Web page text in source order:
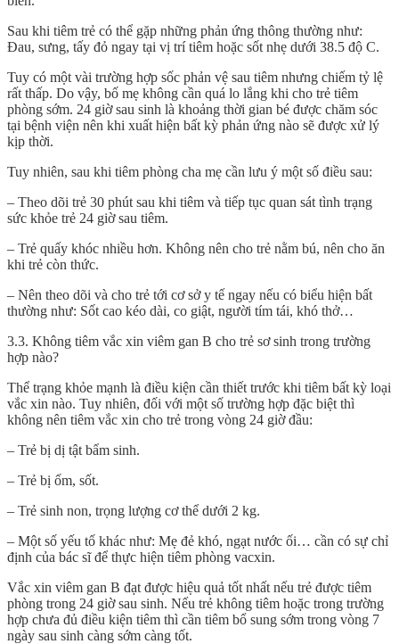
Sau khi tiêm trẻ có thể gặp những phản ứng thông thường như:
Đau, sưng, tấy đỏ ngay tại vị trí tiêm hoặc sốt nhẹ dưới 38.5 độ C.
Tuy có một vài trường hợp sốc phản vệ sau tiêm nhưng chiếm tỷ lệ
rất thấp. Do vậy, bố mẹ không cần quá lo lắng khi cho trẻ tiêm
phòng sớm. 24 giờ sau sinh là khoảng thời gian bé được chăm sóc
tại bệnh viện nên khi xuất hiện bất kỳ phản ứng nào sẽ được xử lý
kịp thời.
Tuy nhiên, sau khi tiêm phòng cha mẹ cần lưu ý một số điều sau:
– Theo dõi trẻ 30 phút sau khi tiêm và tiếp tục quan sát tình trạng
sức khỏe trẻ 24 giờ sau tiêm.
– Trẻ quấy khóc nhiều hơn. Không nên cho trẻ nằm bú, nên cho ăn
khi trẻ còn thức.
– Nên theo dõi và cho trẻ tới cơ sở y tế ngay nếu có biểu hiện bất
thường như: Sốt cao kéo dài, co giật, người tím tái, khó thở…
3.3. Không tiêm vắc xin viêm gan B cho trẻ sơ sinh trong trường
hợp nào?
Thể trạng khỏe mạnh là điều kiện cần thiết trước khi tiêm bất kỳ loại
vắc xin nào. Tuy nhiên, đối với một số trường hợp đặc biệt thì
không nên tiêm vắc xin cho trẻ trong vòng 24 giờ đầu:
– Trẻ bị dị tật bẩm sinh.
– Trẻ bị ốm, sốt.
– Trẻ sinh non, trọng lượng cơ thể dưới 2 kg.
– Một số yếu tố khác như: Mẹ đẻ khó, ngạt nước ối… cần có sự chỉ
định của bác sĩ để thực hiện tiêm phòng vacxin.
Vắc xin viêm gan B đạt được hiệu quả tốt nhất nếu trẻ được tiêm
phòng trong 24 giờ sau sinh. Nếu trẻ không tiêm hoặc trong trường
hợp chưa đủ điều kiện tiêm thì cần tiêm bổ sung sớm trong vòng 7
ngày sau sinh càng sớm càng tốt.